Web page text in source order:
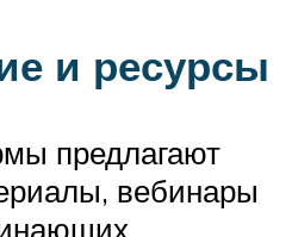
и ресурсы
предлагают
вебинары